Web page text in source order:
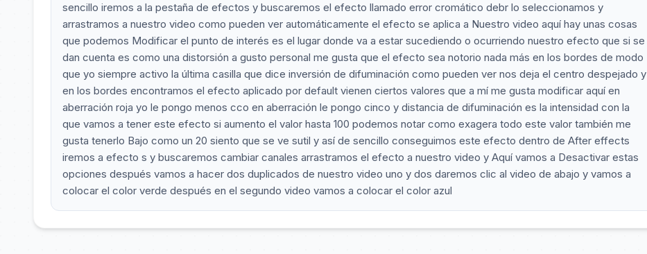
sencillo iremos a la pestaña de efectos y buscaremos el efecto llamado error cromático debr lo seleccionamos y
arrastramos a nuestro video como pueden ver automáticamente el efecto se aplica a Nuestro video aquí hay unas cosas
que podemos Modificar el punto de interés es el lugar donde va a estar sucediendo o ocurriendo nuestro efecto que si se
dan cuenta es como una distorsión a gusto personal me gusta que el efecto sea notorio nada más en los bordes de modo
que yo siempre activo la última casilla que dice inversión de difuminación como pueden ver nos deja el centro despejado y
en los bordes encontramos el efecto aplicado por default vienen ciertos valores que a mí me gusta modificar aquí en
aberración roja yo le pongo menos cco en aberración le pongo cinco y distancia de difuminación es la intensidad con la
que vamos a tener este efecto si aumento el valor hasta 100 podemos notar como exagera todo este valor también me
gusta tenerlo Bajo como un 20 siento que se ve sutil y así de sencillo conseguimos este efecto dentro de After effects
iremos a efecto s y buscaremos cambiar canales arrastramos el efecto a nuestro video y Aquí vamos a Desactivar estas
opciones después vamos a hacer dos duplicados de nuestro video uno y dos daremos clic al video de abajo y vamos a
colocar el color verde después en el segundo video vamos a colocar el color azul